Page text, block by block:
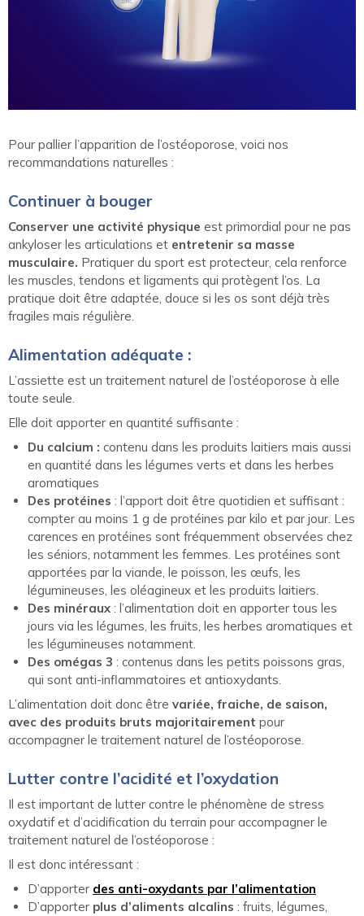
Pour pallier l’apparition de l’ostéoporose, voici nos
recommandations naturelles :
Continuer à bouger
Conserver une activité physique est primordial pour ne pas
ankyloser les articulations et entretenir sa masse
musculaire. Pratiquer du sport est protecteur, cela renforce
les muscles, tendons et ligaments qui protègent l’os. La
pratique doit être adaptée, douce si les os sont déjà très
fragiles mais régulière.
Alimentation adéquate :
L’assiette est un traitement naturel de l’ostéoporose à elle
toute seule.
Elle doit apporter en quantité suffisante :
Du calcium : contenu dans les produits laitiers mais aussi
en quantité dans les légumes verts et dans les herbes
aromatiques
Des protéines : l’apport doit être quotidien et suffisant :
compter au moins 1 g de protéines par kilo et par jour. Les
carences en protéines sont fréquemment observées chez
les séniors, notamment les femmes. Les protéines sont
apportées par la viande, le poisson, les œufs, les
légumineuses, les oléagineux et les produits laitiers.
Des minéraux : l’alimentation doit en apporter tous les
jours via les légumes, les fruits, les herbes aromatiques et
les légumineuses notamment.
Des omégas 3 : contenus dans les petits poissons gras,
qui sont anti-inflammatoires et antioxydants.
L’alimentation doit donc être variée, fraiche, de saison,
avec des produits bruts majoritairement pour
accompagner le traitement naturel de l’ostéoporose.
Lutter contre l’acidité et l’oxydation
Il est important de lutter contre le phénomène de stress
oxydatif et d’acidification du terrain pour accompagner le
traitement naturel de l’ostéoporose :
Il est donc intéressant :
D’apporter des anti-oxydants par l’alimentation
D’apporter plus d’aliments alcalins : fruits, légumes,